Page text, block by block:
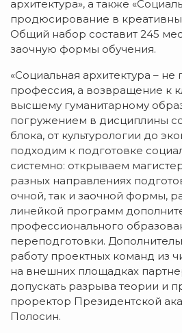
архитектура», а также
продюсирование в
Общий набор составит 245
заочную формы обучения.
«Социальная архитектура – не
профессия, а возвращение к
высшему гуманитарному
погружением в дисциплины
блока, от культурологии до
подходим к подготовке
системно: открываем
разных направлениях
очной, так и заочной формы,
линейкой программ
профессионального
переподготовки.
работу проектных команд из
на внешних площадках
допускать разрыва теории и
проректор Президентской
Полосин.